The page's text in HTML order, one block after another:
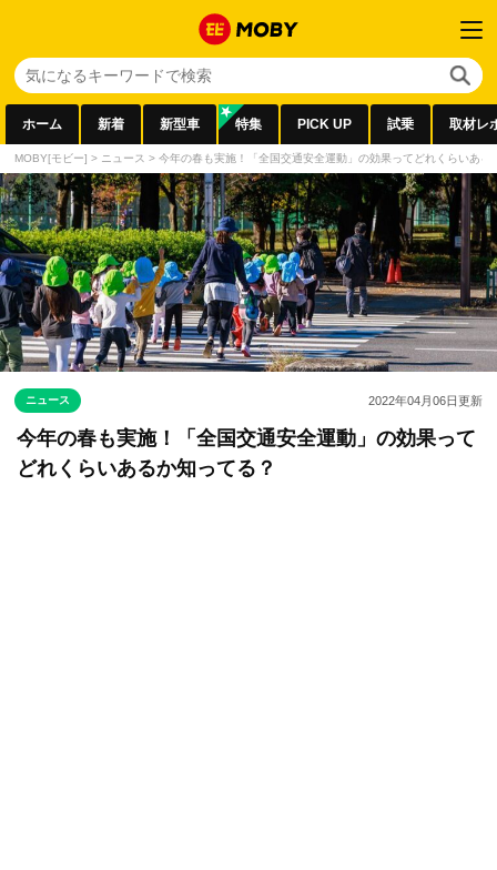
ホーム 新着 新型車 特集 PICK UP 試乗 取材レ
MOBY[モビー] > ニュース > 今年の春も実施！「全国交通安全運動」の効果ってどれくらいある
ニュース 2022年04月06日更新
今年の春も実施！「全国交通安全運動」の効果って
どれくらいあるか知ってる？